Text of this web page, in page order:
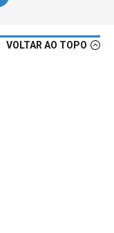
VOLTAR AO TOPO